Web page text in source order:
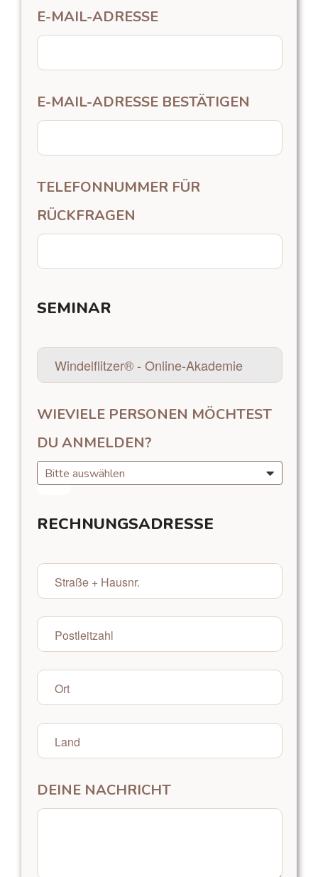
E-MAIL-ADRESSE
E-MAIL-ADRESSE BESTÄTIGEN
TELEFONNUMMER FÜR
RÜCKFRAGEN
SEMINAR
WIEVIELE PERSONEN MÖCHTEST
DU ANMELDEN?
Bitte auswählen
RECHNUNGSADRESSE
DEINE NACHRICHT
BETREFF
Ich habe die
Datenschutzbestimmungenzur
Abschicken
BETREFF
Ich habe die
Datenschutzbestimmungenzur
Abschicken
TELEFON
BETREFF
Datenschutzbestimmungen
Abschicken